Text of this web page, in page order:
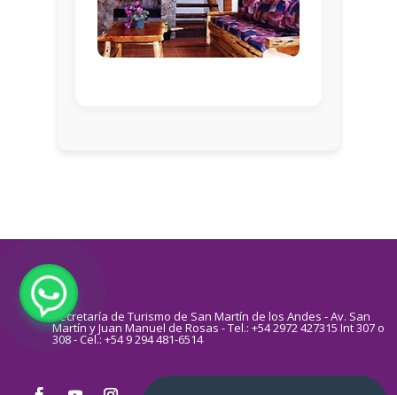
Secretaría de Turismo de San Martín de los Andes - Av. San
Martín y Juan Manuel de Rosas - Tel.: +54 2972 427315 Int 307 o
308 - Cel.: +54 9 294 481-6514